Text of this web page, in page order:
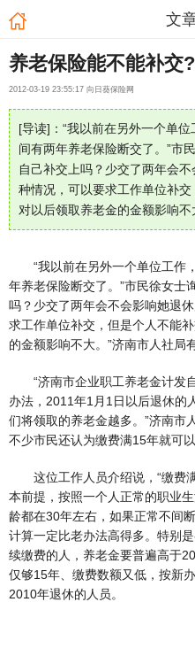
文
养老保险能不能补交?
2012-03-19 23:55:17 向日葵保险网
[导读]：“我以前在另外一个单
间有两年养老保险断交了。”市
自己补交上吗？少交了两年会
种情况，可以要求工作单位补
对以后领取养老金的金额影响不
“我以前在另外一个单位工作
年养老保险断交了。”市民徐女士
吗？少交了两年会不会影响她退
求工作单位补交，但是个人不能
的金额影响不大。”济南市人社局
“济南市企业职工养老金计发
办法，2011年1月1日以后退休的
们将领取的养老金越多。”济南市
不少市民还认为缴费满15年就可
这位工作人员介绍说，“缴费
本前提，按照一个人正常的职业
龄都在30年左右，如果正常不间
计算一定比老办法高得多。特别
续缴费的人，养老金要普遍高于
仅够15年、缴费数额又低，按新
2010年退休的人员。